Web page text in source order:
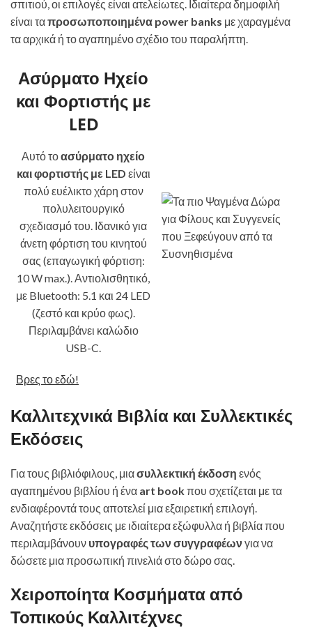
σπιτιού, οι επιλογές είναι ατελείωτες. Ιδιαίτερα δημοφιλή
είναι ταπροσωποποιημένα power banks με χαραγμένα
τα αρχικά ή το αγαπημένο σχέδιο του παραλήπτη.
Ασύρματο Ηχείο
και Φορτιστής με
LED
Αυτό τοασύρματο ηχείο
και φορτιστής με LED είναι
πολύ ευέλικτο χάρη στον
πολυλειτουργικό
σχεδιασμό του. Ιδανικό για
άνετη φόρτιση του κινητού
σας (επαγωγική φόρτιση:
10 W max.). Αντιολισθητικό,
με Bluetooth: 5.1 και 24 LED
(ζεστό και κρύο φως).
Περιλαμβάνει καλώδιο
USB-C.
Βρες το εδώ!
Καλλιτεχνικά Βιβλία και Συλλεκτικές
Εκδόσεις
Για τους βιβλιόφιλους, μιασυλλεκτική έκδοση ενός
αγαπημένου βιβλίου ή ένα art bookπου σχετίζεται με τα
ενδιαφέροντά τους αποτελεί μια εξαιρετική επιλογή.
Αναζητήστε εκδόσεις με ιδιαίτερα εξώφυλλα ή βιβλία που
περιλαμβάνουν υπογραφές των συγγραφέωνγια να
δώσετε μια προσωπική πινελιά στο δώρο σας.
Χειροποίητα Κοσμήματα από
Τοπικούς Καλλιτέχνες